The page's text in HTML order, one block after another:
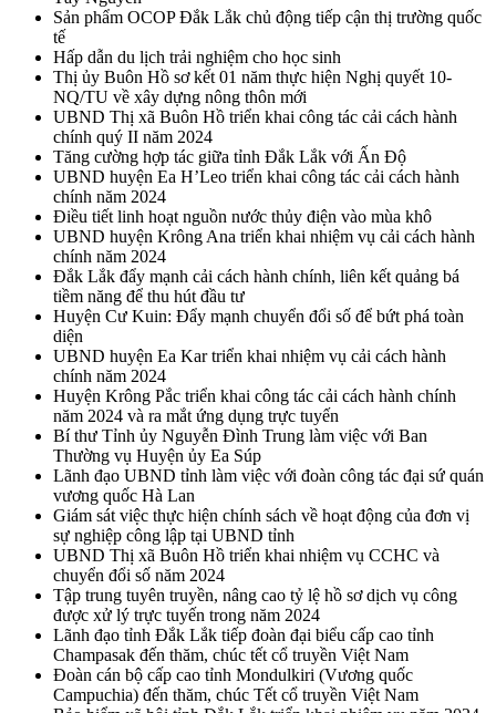
Sản phẩm OCOP Đắk Lắk chủ động tiếp cận thị trường quốc
tế
Hấp dẫn du lịch trải nghiệm cho học sinh
Thị ủy Buôn Hồ sơ kết 01 năm thực hiện Nghị quyết 10-
NQ/TU về xây dựng nông thôn mới
UBND Thị xã Buôn Hồ triển khai công tác cải cách hành
chính quý II năm 2024
Tăng cường hợp tác giữa tỉnh Đắk Lắk với Ấn Độ
UBND huyện Ea H’Leo triển khai công tác cải cách hành
chính năm 2024
Điều tiết linh hoạt nguồn nước thủy điện vào mùa khô
UBND huyện Krông Ana triển khai nhiệm vụ cải cách hành
chính năm 2024
Đắk Lắk đẩy mạnh cải cách hành chính, liên kết quảng bá
tiềm năng để thu hút đầu tư
Huyện Cư Kuin: Đẩy mạnh chuyển đổi số để bứt phá toàn
diện
UBND huyện Ea Kar triển khai nhiệm vụ cải cách hành
chính năm 2024
Huyện Krông Pắc triển khai công tác cải cách hành chính
năm 2024 và ra mắt ứng dụng trực tuyến
Bí thư Tỉnh ủy Nguyễn Đình Trung làm việc với Ban
Thường vụ Huyện ủy Ea Súp
Lãnh đạo UBND tỉnh làm việc với đoàn công tác đại sứ quán
vương quốc Hà Lan
Giám sát việc thực hiện chính sách về hoạt động của đơn vị
sự nghiệp công lập tại UBND tỉnh
UBND Thị xã Buôn Hồ triển khai nhiệm vụ CCHC và
chuyển đổi số năm 2024
Tập trung tuyên truyền, nâng cao tỷ lệ hồ sơ dịch vụ công
được xử lý trực tuyến trong năm 2024
Lãnh đạo tỉnh Đắk Lắk tiếp đoàn đại biểu cấp cao tỉnh
Champasak đến thăm, chúc tết cổ truyền Việt Nam
Đoàn cán bộ cấp cao tỉnh Mondulkiri (Vương quốc
Campuchia) đến thăm, chúc Tết cổ truyền Việt Nam